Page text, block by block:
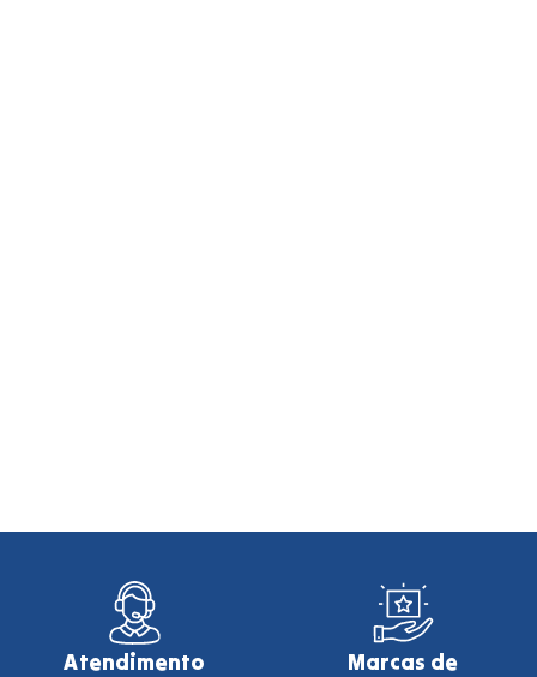
Atendimento
Marcas de